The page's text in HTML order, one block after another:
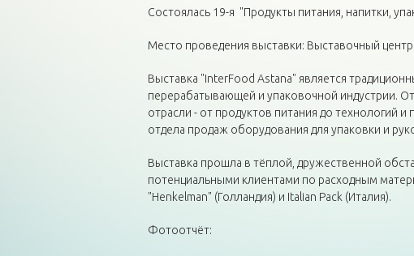
Состоялась 19-я "Продукты питания, напитки,
Место проведения выставки: Выставочный
Выставка "InterFood Astana" является
перерабатывающей и упаковочной индустрии.
отрасли - от продуктов питания до технологий
отдела продаж оборудования для упаковки и
Выставка прошла в тёплой, дружественной
потенциальными клиентами по расходным
"Henkelman" (Голландия) и Italian Pack (Италия).
Фотоотчёт: